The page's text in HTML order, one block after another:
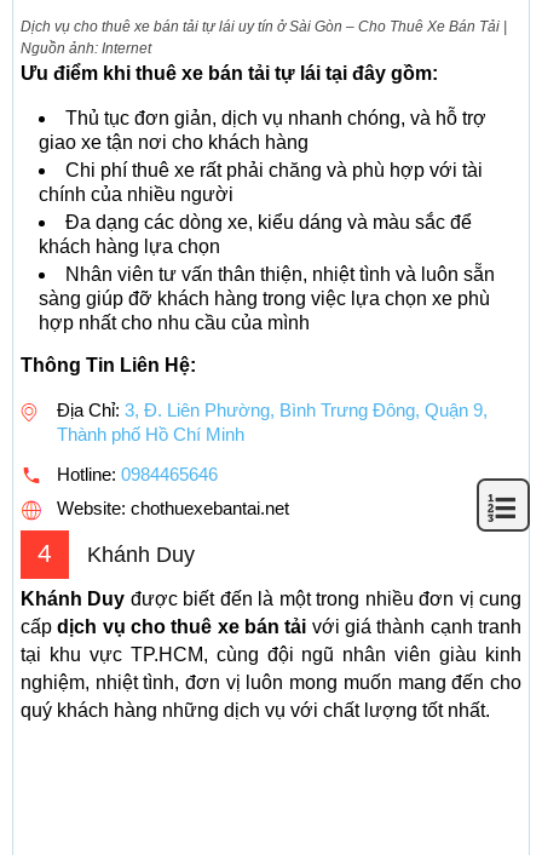
Dịch vụ cho thuê xe bán tải tự lái uy tín ở Sài Gòn – Cho Thuê Xe Bán Tải |
Nguồn ảnh: Internet
Ưu điểm khi thuê xe bán tải tự lái tại đây gồm:
Thủ tục đơn giản, dịch vụ nhanh chóng, và hỗ trợ
giao xe tận nơi cho khách hàng
Chi phí thuê xe rất phải chăng và phù hợp với tài
chính của nhiều người
Đa dạng các dòng xe, kiểu dáng và màu sắc để
khách hàng lựa chọn
Nhân viên tư vấn thân thiện, nhiệt tình và luôn sẵn
sàng giúp đỡ khách hàng trong việc lựa chọn xe phù
hợp nhất cho nhu cầu của mình
Thông Tin Liên Hệ:
Địa Chỉ: 3, Đ. Liên Phường, Bình Trưng Đông, Quận 9,
Thành phố Hồ Chí Minh
Hotline: 0984465646
Website: chothuexebantai.net
4 Khánh Duy
Khánh Duy được biết đến là một trong nhiều đơn vị cung
cấpdịch vụ cho thuê xe bán tải với giá thành cạnh tranh
tại khu vực TP.HCM, cùng đội ngũ nhân viên giàu kinh
nghiệm, nhiệt tình, đơn vị luôn mong muốn mang đến cho
quý khách hàng những dịch vụ với chất lượng tốt nhất.